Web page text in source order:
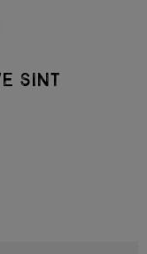
sint